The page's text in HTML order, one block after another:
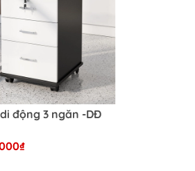
TIN LIÊN HỆ
Đặt hàng online tại website:
Hà Nội : A11 Xuân Phương
Thành Phố Hà Nội.
HCM : 86 Nguyễn Thị Pha, ấp 6, xã
Hotline: 0969.761.368 – 0868.761.368
động 3 ngăn -DĐ